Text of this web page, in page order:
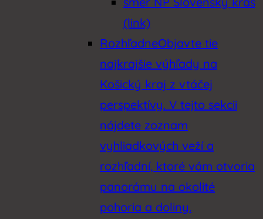
(link)
RozhľadneObjavte tie
najkrajšie výhľady na
Košický kraj z vtáčej
perspektívy. V tejto sekcii
nájdete zoznam
vyhliadkových veží a
rozhľadní, ktoré vám otvoria
panorámu na okolité
pohoria a doliny.